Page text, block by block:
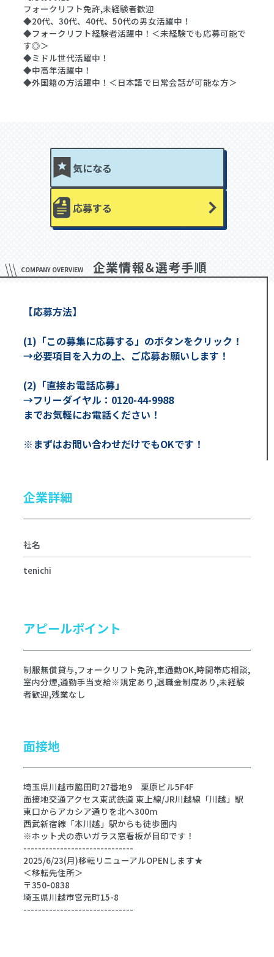
フォークリフト免許,未経験者歓迎
◆20代、30代、40代、50代の男女活躍中！
◆フォークリフト経験者活躍中！＜未経験でも応募可能で
す◎＞
◆ミドル世代活躍中！
◆中高年活躍中！
◆外国籍の方活躍中！＜日本語で日常会話が可能な方＞
気になる
応募する
COMPANY OVERVIEW 企業情報＆選考手順
【応募方法】
(1)「この募集に応募する」のボタンをクリック！
→必要項目を入力の上、ご応募お願いします！
(2)「直接お電話応募」
→フリーダイヤル：0120-44-9988
までお気軽にお電話ください！
※まずはお問い合わせだけでもOKです！
企業詳細
社名
tenichi
アピールポイント
制服無償貸与,フォークリフト免許,車通勤OK,時間帯応相談,
室内分煙,通勤手当支給※規定あり,退職金制度あり,未経験
者歓迎,残業なし
面接地
埼玉県川越市脇田町27番地9 栗原ビル5F4F
面接地交通アクセス東武鉄道 東上線/JR川越線「川越」駅
東口からアカシア通りを北へ300ｍ
西武新宿線「本川越」駅からも徒歩圏内
※ホット犬の赤いガラス窓看板が目印です！
------------------------------
2025/6/23(月)移転リニューアルOPENします★
＜移転先住所＞
〒350-0838
埼玉県川越市宮元町15-8
------------------------------